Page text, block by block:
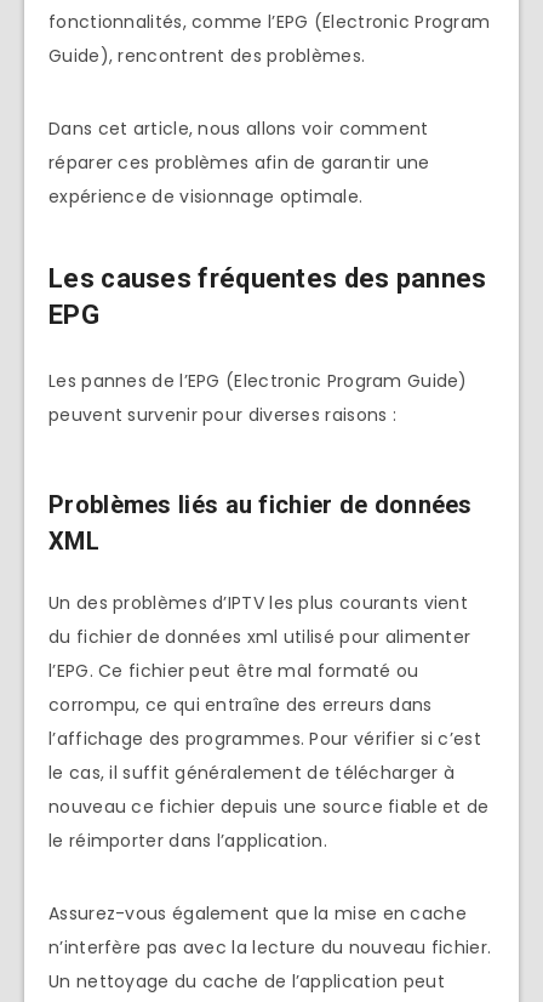
fonctionnalités, comme l’EPG (Electronic Program
Guide), rencontrent des problèmes.
Dans cet article, nous allons voir comment
réparer ces problèmes afin de garantir une
expérience de visionnage optimale.
Les causes fréquentes des pannes
EPG
Les pannes de l’EPG (Electronic Program Guide)
peuvent survenir pour diverses raisons :
Problèmes liés au fichier de données
XML
Un des problèmes d’IPTV les plus courants vient
du fichier de données xml utilisé pour alimenter
l’EPG. Ce fichier peut être mal formaté ou
corrompu, ce qui entraîne des erreurs dans
l’affichage des programmes. Pour vérifier si c’est
le cas, il suffit généralement de télécharger à
nouveau ce fichier depuis une source fiable et de
le réimporter dans l’application.
Assurez-vous également que la mise en cache
n’interfère pas avec la lecture du nouveau fichier.
Un nettoyage du cache de l’application peut